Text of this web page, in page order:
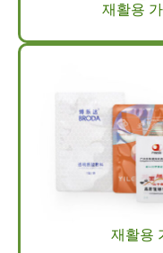
재활용
재활용